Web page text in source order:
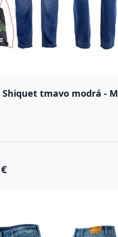
Shiquet tmavo modrá - M